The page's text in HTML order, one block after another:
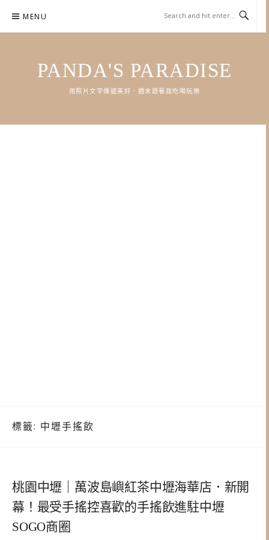
content
MENU
PANDA'S PARADISE
用照片文字傳遞美好．週末跟著我吃喝玩樂
標籤: 中壢手搖飲
桃園中壢｜萬波島嶼紅茶中壢海華店．新開
幕！最受手搖控喜歡的手搖飲進駐中壢
SOGO商圈